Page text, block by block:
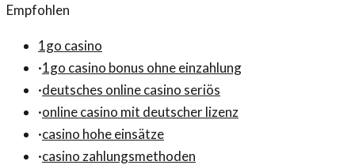
Empfohlen
1go casino
·1go casino bonus ohne einzahlung
·deutsches online casino seriös
·online casino mit deutscher lizenz
·casino hohe einsätze
·casino zahlungsmethoden